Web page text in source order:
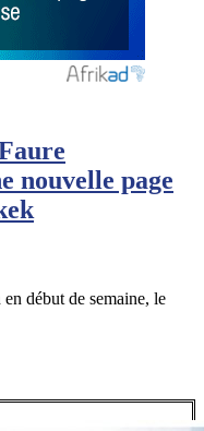
nouvelle page
début de semaine, le